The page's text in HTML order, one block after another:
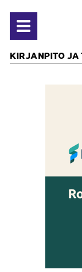
Avaa valikko
KIRJANPITO JA